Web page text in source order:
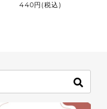
440円 (税込)